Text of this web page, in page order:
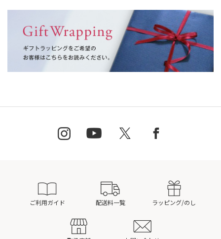
ご利用ガイド 配送料一覧 ラッピング/のし